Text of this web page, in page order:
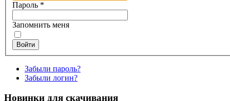
Пароль *
Запомнить меня
Войти
Забыли пароль?
Забыли логин?
Новинки для скачивания